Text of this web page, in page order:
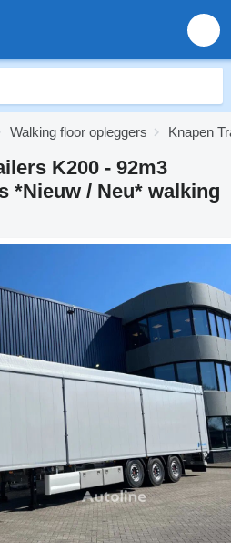
Walking floor opleggers Knapen
K200 - 92m3
*Nieuw / Neu* walking